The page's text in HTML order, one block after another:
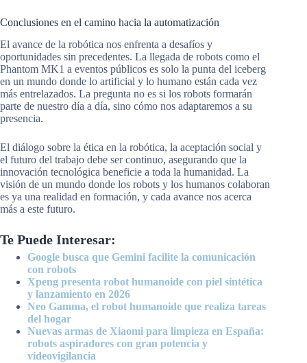
Conclusiones en el camino hacia la automatización
El avance de la robótica nos enfrenta a desafíos y
oportunidades sin precedentes. La llegada de robots como el
Phantom MK1 a eventos públicos es solo la punta del iceberg
en un mundo donde lo artificial y lo humano están cada vez
más entrelazados. La pregunta no es si los robots formarán
parte de nuestro día a día, sino cómo nos adaptaremos a su
presencia.
El diálogo sobre la ética en la robótica, la aceptación social y
el futuro del trabajo debe ser continuo, asegurando que la
innovación tecnológica beneficie a toda la humanidad. La
visión de un mundo donde los robots y los humanos colaboran
es ya una realidad en formación, y cada avance nos acerca
más a este futuro.
Te Puede Interesar:
Google busca que Gemini facilite la comunicación
con robots
Xpeng presenta robot humanoide con piel sintética
y lanzamiento en 2026
Neo Gamma, el robot humanoide que realiza tareas
del hogar
Nuevas armas de Xiaomi para limpieza en España:
robots aspiradores con gran potencia y
videovigilancia